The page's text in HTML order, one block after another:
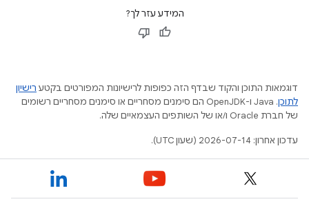
המידע עזר לך?
דוגמאות התוכן והקוד שבדף הזה כפופות לרישיונות המפורטים בקטע רישיון
לתוכן
.‏ Java ו-OpenJDK הם סימנים מסחריים או סימנים מסחריים רשומים
של חברת Oracle ו/או של השותפים העצמאיים שלה.
עדכון אחרון: 2026-07-14 (שעון UTC).